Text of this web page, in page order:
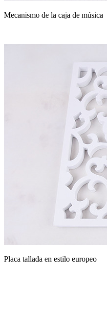
Mecanismo de la caja de música
Placa tallada en estilo europeo